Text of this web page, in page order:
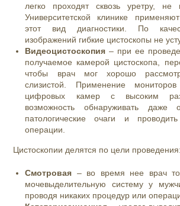
легко проходят сквозь уретру,
Университетской клинике
этот вид диагностики. По
изображений гибкие цистоскопы не
Видеоцистоскопия – при ее
получаемое камерой цистоскопа,
чтобы врач мог хорошо
слизистой. Применение
цифровых камер с высоким
возможность обнаруживать даже
патологические очаги и проводить
операции.
Цистоскопии делятся по цели проведения:
Смотровая – во время нее врач
мочевыделительную систему у
проводя никаких процедур или